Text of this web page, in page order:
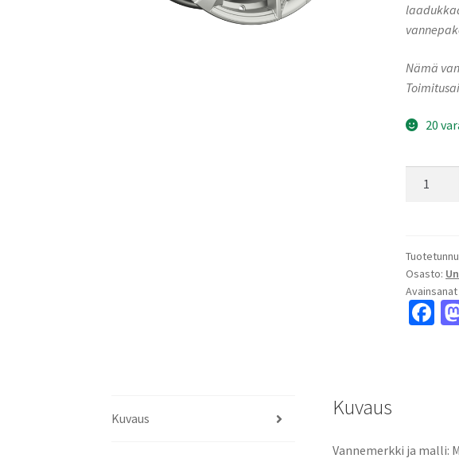
Nämä
20
8.0x18"
5x112
ET45
Osasto:
Fa
k
Kuvaus Kuvaus
Vannemerkki ja malli: